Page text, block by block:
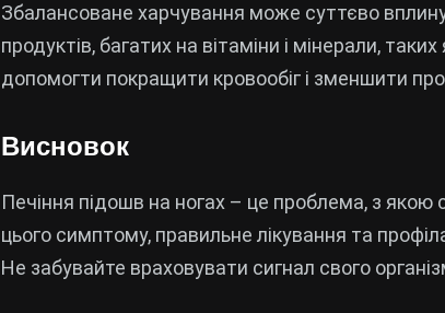
Збалансоване харчування може суттєво
продуктів, багатих на вітаміни і мінерали,
допомогти покращити кровообіг і зменшити
Висновок
Печіння підошв на ногах – це проблема, з
цього симптому, правильне лікування та
Не забувайте враховувати сигнал свого